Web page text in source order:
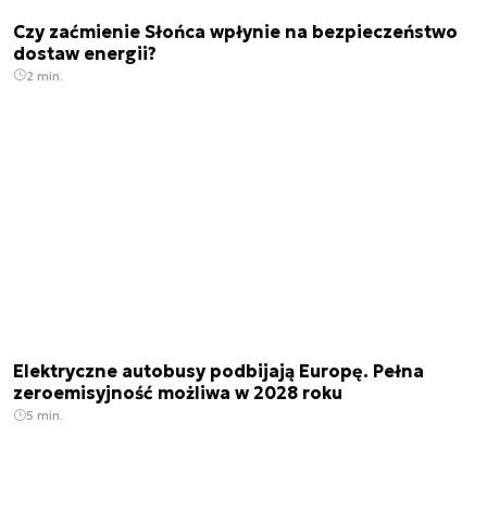
Czy zaćmienie Słońca wpłynie na bezpieczeństwo
dostaw energii?
2 min.
Elektryczne autobusy podbijają Europę. Pełna
zeroemisyjność możliwa w 2028 roku
5 min.